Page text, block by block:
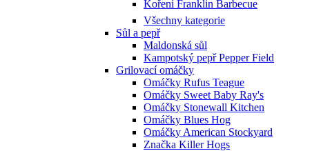
Koření Franklin Barbecue
Všechny kategorie
Sůl a pepř
Maldonská sůl
Kampotský pepř Pepper Field
Grilovací omáčky
Omáčky Rufus Teague
Omáčky Sweet Baby Ray's
Omáčky Stonewall Kitchen
Omáčky Blues Hog
Omáčky American Stockyard
Značka Killer Hogs